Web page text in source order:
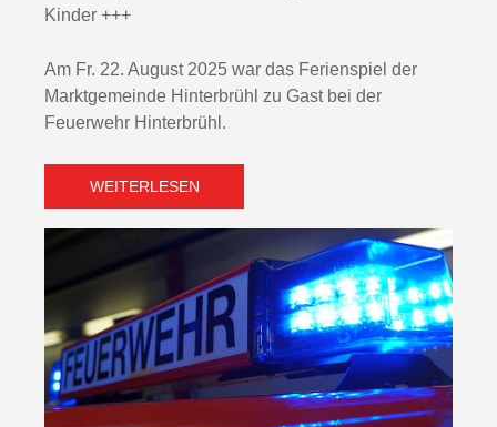
Kinder +++
Am Fr. 22. August 2025 war das Ferienspiel der
Marktgemeinde Hinterbrühl zu Gast bei der
Feuerwehr Hinterbrühl.
WEITERLESEN